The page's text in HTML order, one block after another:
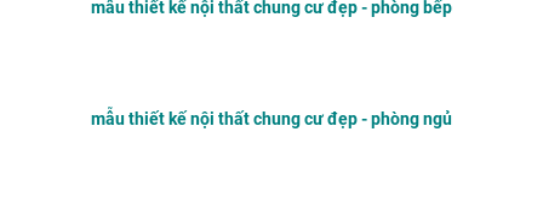
mẫu thiết kế nội thất chung cư đẹp - phòng bếp
mẫu thiết kế nội thất chung cư đẹp - phòng ngủ